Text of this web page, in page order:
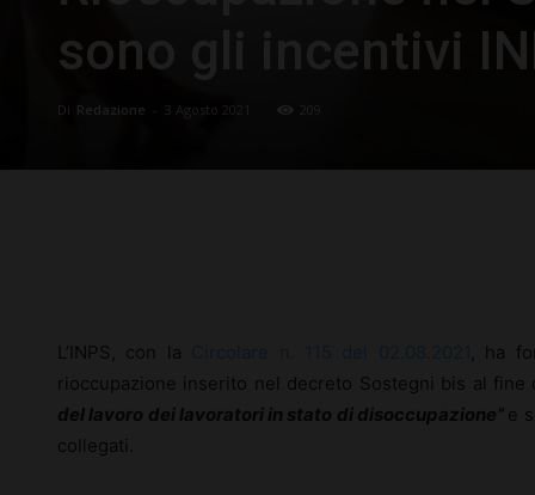
sono gli incentivi
Di Redazione 3 Agosto 2021
L’INPS, con la
, ha
rioccupazione inserito nel decreto Sostegni bis al fine
del lavoro dei lavoratori in stato di disoccupazione” e
collegati.